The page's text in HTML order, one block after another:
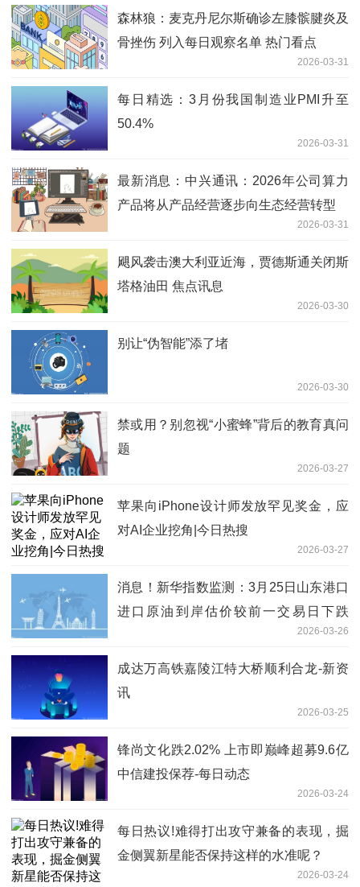
森林狼：麦克丹尼尔斯确诊左膝髌腱炎及
骨挫伤 列入每日观察名单 热门看点
2026-03-31
每日精选：3月份我国制造业PMI升至
50.4%
2026-03-31
最新消息：中兴通讯：2026年公司算力
产品将从产品经营逐步向生态经营转型
2026-03-31
飓风袭击澳大利亚近海，贾德斯通关闭斯
塔格油田 焦点讯息
2026-03-30
别让“伪智能”添了堵
2026-03-30
禁或用？别忽视“小蜜蜂”背后的教育真问
题
2026-03-27
苹果向iPhone设计师发放罕见奖金，应
对AI企业挖角|今日热搜
2026-03-27
消息！新华指数监测：3月25日山东港口
进口原油到岸估价较前一交易日下跌
2026-03-26
成达万高铁嘉陵江特大桥顺利合龙-新资
讯
2026-03-25
锋尚文化跌2.02% 上市即巅峰超募9.6亿
中信建投保荐-每日动态
2026-03-24
每日热议!难得打出攻守兼备的表现，掘
金侧翼新星能否保持这样的水准呢？
2026-03-24